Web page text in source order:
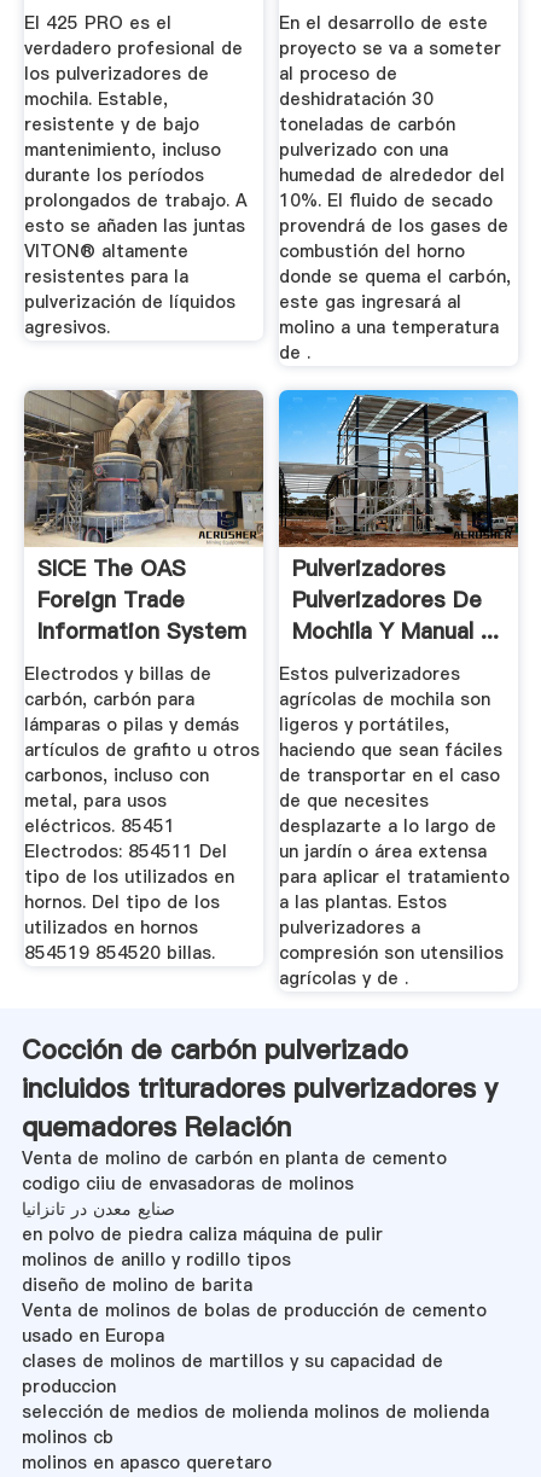
El 425 PRO es el
verdadero profesional de
los pulverizadores de
mochila. Estable,
resistente y de bajo
mantenimiento, incluso
durante los períodos
prolongados de trabajo. A
esto se añaden las juntas
VITON® altamente
resistentes para la
pulverización de líquidos
agresivos.
En el desarrollo de este
proyecto se va a someter
al proceso de
deshidratación 30
toneladas de carbón
pulverizado con una
humedad de alrededor del
10%. El fluido de secado
provendrá de los gases de
combustión del horno
donde se quema el carbón,
este gas ingresará al
molino a una temperatura
de .
SICE The OAS
Foreign Trade
Information System
Electrodos y billas de
carbón, carbón para
lámparas o pilas y demás
artículos de grafito u otros
carbonos, incluso con
metal, para usos
eléctricos. 85451
Electrodos: 854511 Del
tipo de los utilizados en
hornos. Del tipo de los
utilizados en hornos
854519 854520 billas.
Pulverizadores
Pulverizadores De
Mochila Y Manual ...
Estos pulverizadores
agrícolas de mochila son
ligeros y portátiles,
haciendo que sean fáciles
de transportar en el caso
de que necesites
desplazarte a lo largo de
un jardín o área extensa
para aplicar el tratamiento
a las plantas. Estos
pulverizadores a
compresión son utensilios
agrícolas y de .
Cocción de carbón pulverizado
incluidos trituradores pulverizadores y
quemadores Relación
Venta de molino de carbón en planta de cemento
codigo ciiu de envasadoras de molinos
صنایع معدن در تانزانیا
en polvo de piedra caliza máquina de pulir
molinos de anillo y rodillo tipos
diseño de molino de barita
Venta de molinos de bolas de producción de cemento
usado en Europa
clases de molinos de martillos y su capacidad de
produccion
selección de medios de molienda molinos de molienda
molinos cb
molinos en apasco queretaro